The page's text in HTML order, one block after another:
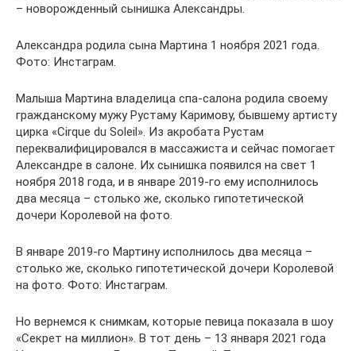
– новорожденный сынишка Александры.
Александра родила сына Мартина 1 ноября 2021 года.
Фото: Инстаграм.
Малыша Мартина владелица спа-салона родила своему
гражданскому мужу Рустаму Каримову, бывшему артисту
цирка «Cirque du Soleil». Из акробата Рустам
переквалифицировался в массажиста и сейчас помогает
Александре в салоне. Их сынишка появился на свет 1
ноября 2018 года, и в январе 2019-го ему исполнилось
два месяца – столько же, сколько гипотетической
дочери Королевой на фото.
В январе 2019-го Мартину исполнилось два месяца –
столько же, сколько гипотетической дочери Королевой
на фото. Фото: Инстаграм.
Но вернемся к снимкам, которые певица показала в шоу
«Секрет на миллион». В тот день – 13 января 2021 года